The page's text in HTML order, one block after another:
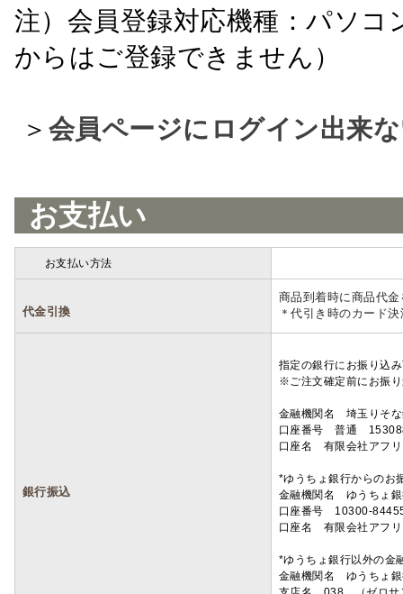
注）会員登録対応機種：パソ
からはご登録できません）
＞ 会員ページにログイン出来
お支払い
お支払い方法
代金引換
商品到着時に商品代
＊代引き時のカード
銀行振込
指定の銀行にお振り込
※ご注文確定前にお振
金融機関名 埼玉りそ
口座番号 普通
口座名 有限会社アフ
*ゆうちょ銀行からのお
金融機関名 ゆうちょ
口座番号 10300-
口座名 有限会社アフ
*ゆうちょ銀行以外の金
金融機関名 ゆうちょ